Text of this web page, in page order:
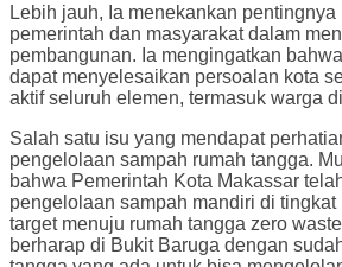
Lebih jauh, Ia menekankan
pemerintah dan masyarakat dalam
pembangunan. Ia mengingatkan
dapat menyelesaikan persoalan kota
aktif seluruh elemen, termasuk warga
Salah satu isu yang mendapat
pengelolaan sampah rumah tangga.
bahwa Pemerintah Kota Makassar
pengelolaan sampah mandiri di tingkat
target menuju rumah tangga zero
berharap di Bukit Baruga dengan